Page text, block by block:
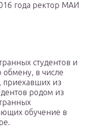
года ректор МАИ
студентов и
обмену, в числе
приехавших из
родом из
обучение в